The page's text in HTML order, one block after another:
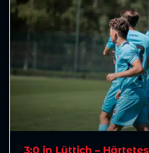
3:0 in Lüttich –